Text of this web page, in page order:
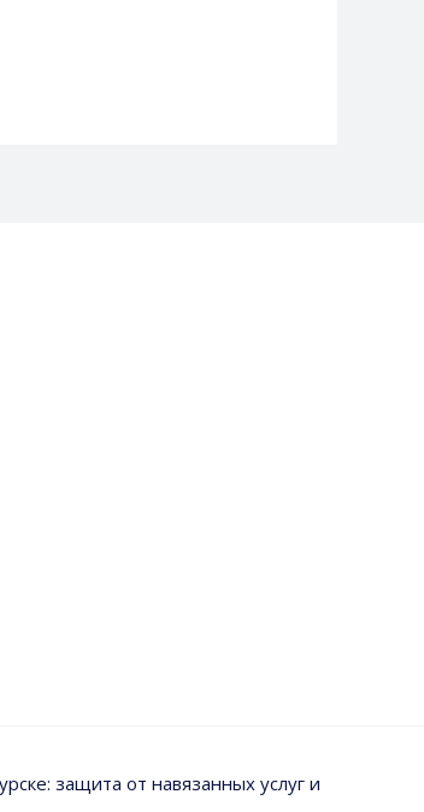
защита от навязанных услуг и